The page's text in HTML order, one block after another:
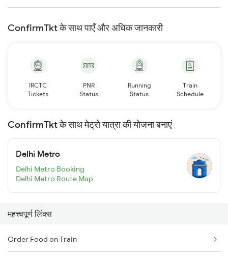
ConfirmTkt के साथ पाएँ और अधिक जानकारी
IRCTC
Tickets
PNR
Status
Running
Status
Train
Schedule
ConfirmTkt के साथ मेट्रो यात्रा की योजना बनाएं
Delhi Metro
Delhi Metro Booking
Delhi Metro Route Map
महत्त्वपूर्ण लिंक्स
Order Food on Train